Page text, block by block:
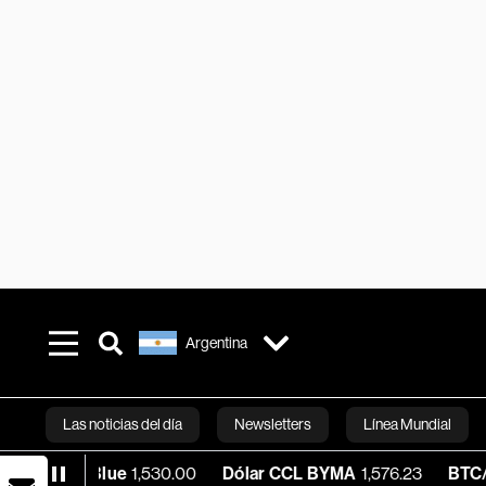
Argentina
Las noticias del día Newsletters Línea Mundial
Bloomberg
Blue 1,530.00 Dólar CCL BYMA 1,576.23 BTC/USD